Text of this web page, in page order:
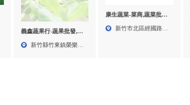
義鑫蔬果行-蔬果批發,蔬
果配送,新竹蔬果批發,北
新竹縣竹東鎮榮樂街
康生蔬菜-菜商,蔬菜批發,
蔬果供應商,新竹蔬菜批
新竹市北區經國路一